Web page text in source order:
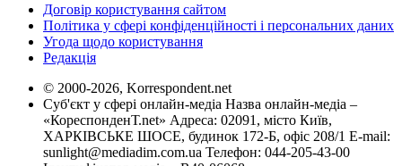
Договір користування сайтом
Політика у сфері конфіденційності і персональних даних
Угода щодо користування
Редакція
© 2000-2026, Korrespondent.net
Суб'єкт у сфері онлайн-медіа Назва онлайн-медіа –
«КореспонденТ.net» Адреса: 02091, місто Київ,
ХАРКІВСЬКЕ ШОСЕ, будинок 172-Б, офіс 208/1 E-mail:
sunlight@mediadim.com.ua Телефон: 044-205-43-00